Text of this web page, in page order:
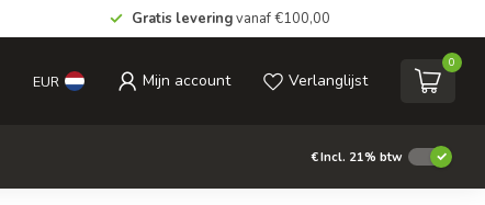
Gratis leveringvanaf €100,00
EUR Mijn account Verlanglijst
0
€Incl. 21% btw